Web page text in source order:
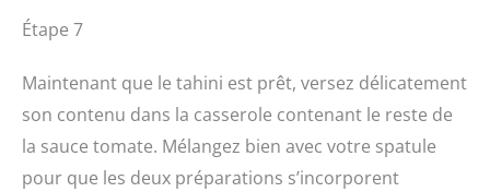
Étape 7
Maintenant que le tahini est prêt, versez délicatement
son contenu dans la casserole contenant le reste de
la sauce tomate. Mélangez bien avec votre spatule
pour que les deux préparations s’incorporent